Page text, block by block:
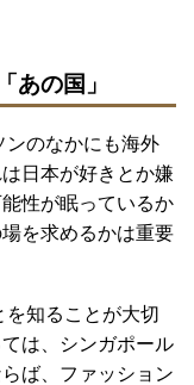
あの国」
ンのなかにも海外
日本が好きとか嫌
性が眠っているか
を求めるかは重要
を知ることが大切
は、シンガポール
ば、ファッション